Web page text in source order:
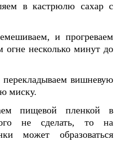
в кастрюлю сахар с
и прогреваем
огне несколько минут до
вишневую
миску.
пищевой пленкой в
не сделать, то на
может образоваться